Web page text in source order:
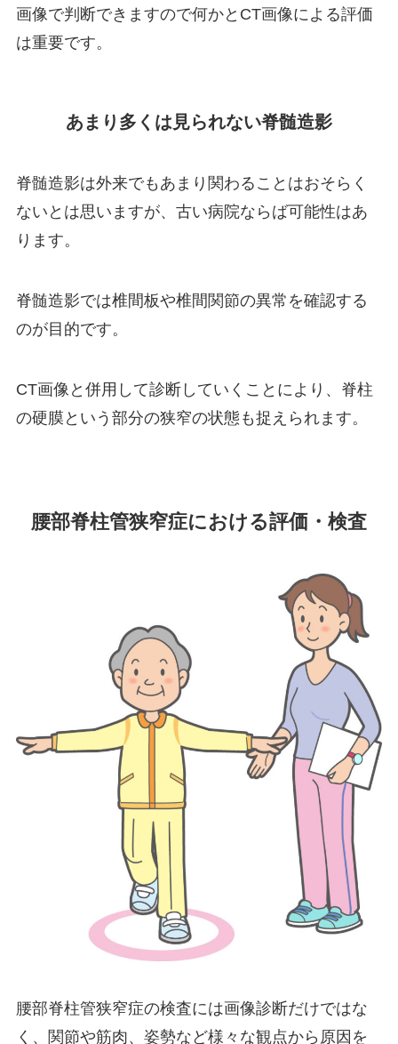
画像で判断できますので何かとCT画像による評価
は重要です。
あまり多くは見られない脊髄造影
脊髄造影は外来でもあまり関わることはおそらく
ないとは思いますが、古い病院ならば可能性はあ
ります。
脊髄造影では椎間板や椎間関節の異常を確認する
のが目的です。
CT画像と併用して診断していくことにより、脊柱
の硬膜という部分の狭窄の状態も捉えられます。
腰部脊柱管狭窄症における評価・検査
腰部脊柱管狭窄症の検査には画像診断だけではな
く、関節や筋肉、姿勢など様々な観点から原因を